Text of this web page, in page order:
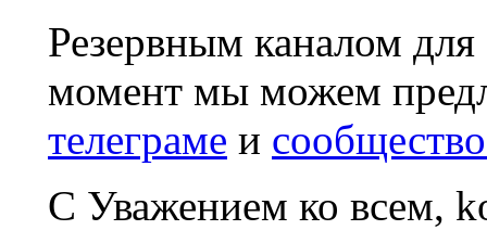
Резервным каналом
момент мы можем
телеграме и
С Уважением ко всем,